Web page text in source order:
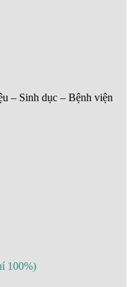
– Sinh dục – Bệnh viện
100%)